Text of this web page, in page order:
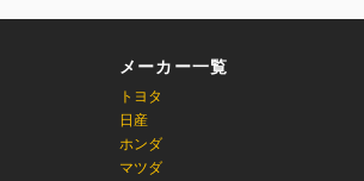
メーカー一覧
トヨタ
日産
ホンダ
マツダ